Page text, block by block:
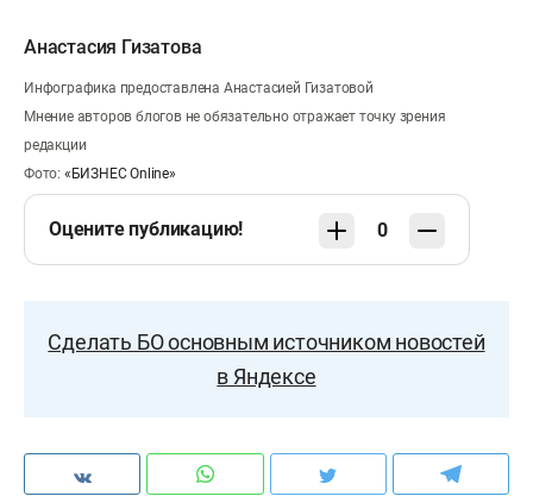
Анастасия Гизатова
Инфографика предоставлена Анастасией Гизатовой
Мнение авторов блогов не обязательно отражает точку зрения
редакции
Фото: «БИЗНЕС Online»
Оцените публикацию! 0
Сделать БО основным источником новостей
в Яндексе